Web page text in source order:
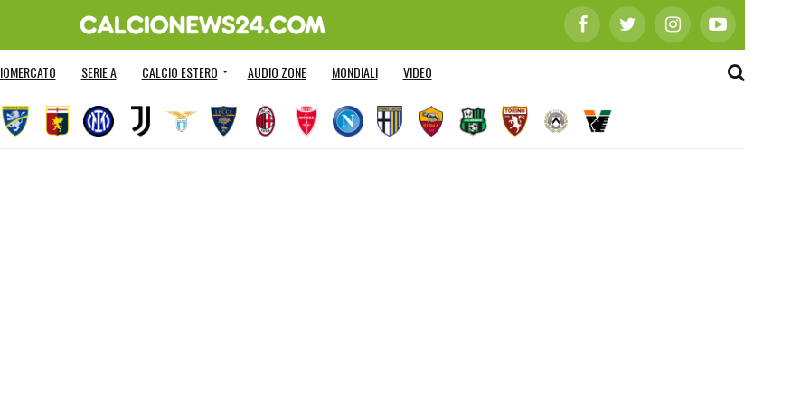
SERIE A CALCIO ESTERO AUDIO ZONE MONDIALI VIDEO